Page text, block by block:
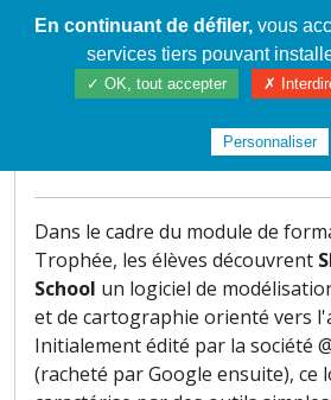
Cahier de textes
Dans le cadre du module de
Trophée, les élèves découvrent
School un logiciel de
et de cartographie orienté vers
Initialement édité par la société
(racheté par Google ensuite), ce
En continuant de défiler,vous
services tiers pouvant
✓ OK, tout accepter ✗
Personnaliser